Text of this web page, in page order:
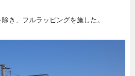
き、フルラッピングを施した。